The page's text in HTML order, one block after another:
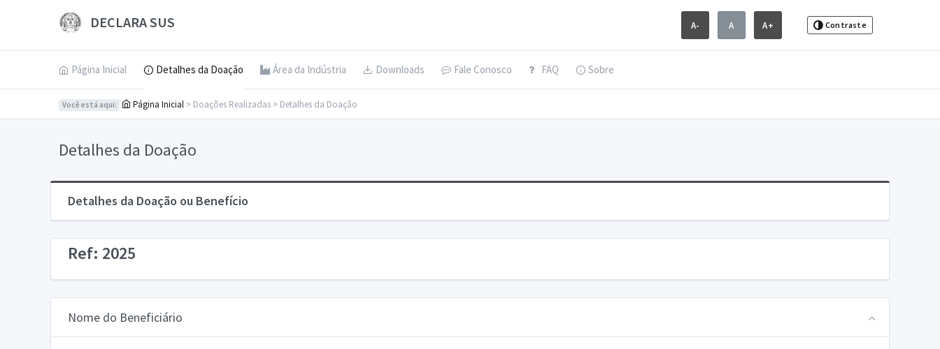
DECLARA SUS A- A A+ Contraste
Página Inicial Detalhes da Doação Área da Indústria Downloads Fale Conosco FAQ Sobre
Você está aqui: Página Inicial > Doações Realizadas > Detalhes da Doação
Detalhes da Doação
Detalhes da Doação ou Benefício
Ref: 2025
Nome do Beneficiário